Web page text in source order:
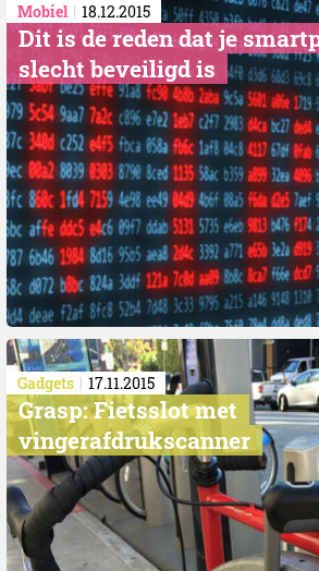
Mobiel 18.12.2015
Dit is de reden dat je
slecht beveiligd is
Gadgets 17.11.2015
Grasp: Fietsslot met
vingerafdrukscanner